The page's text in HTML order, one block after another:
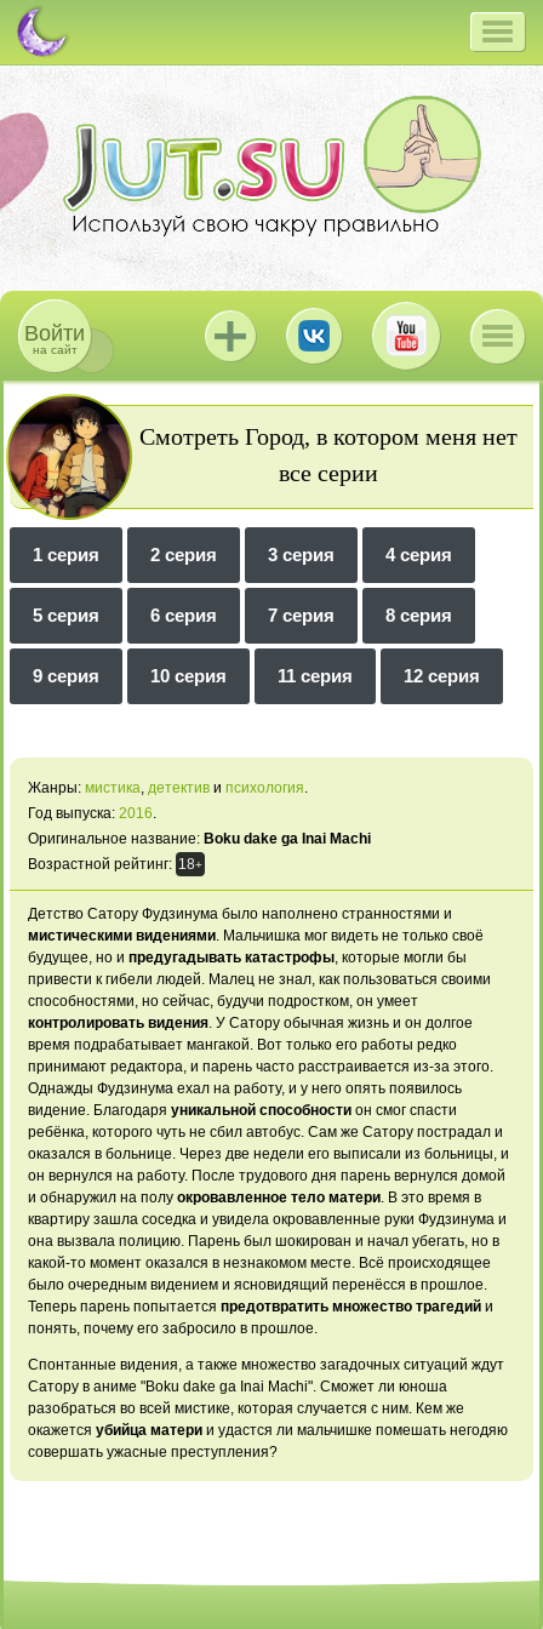
Войти
на сайт
Смотреть Город, в котором меня нет
все серии
1 серия 2 серия 3 серия 4 серия
5 серия 6 серия 7 серия 8 серия
9 серия 10 серия 11 серия 12 серия
Жанры: мистика, детектив и психология.
Год выпуска: 2016.
Оригинальное название: Boku dake ga Inai Machi
Возрастной рейтинг: 18+
Детство Сатору Фудзинума было наполнено странностями и
мистическими видениями. Мальчишка мог видеть не только своё
будущее, но и предугадывать катастрофы, которые могли бы
привести к гибели людей. Малец не знал, как пользоваться своими
способностями, но сейчас, будучи подростком, он умеет
контролировать видения. У Сатору обычная жизнь и он долгое
время подрабатывает мангакой. Вот только его работы редко
принимают редактора, и парень часто расстраивается из-за этого.
Однажды Фудзинума ехал на работу, и у него опять появилось
видение. Благодаря уникальной способности он смог спасти
ребёнка, которого чуть не сбил автобус. Сам же Сатору пострадал и
оказался в больнице. Через две недели его выписали из больницы, и
он вернулся на работу. После трудового дня парень вернулся домой
и обнаружил на полу окровавленное тело матери. В это время в
квартиру зашла соседка и увидела окровавленные руки Фудзинума и
она вызвала полицию. Парень был шокирован и начал убегать, но в
какой-то момент оказался в незнакомом месте. Всё происходящее
было очередным видением и ясновидящий перенёсся в прошлое.
Теперь парень попытается предотвратить множество трагедий и
понять, почему его забросило в прошлое.
Спонтанные видения, а также множество загадочных ситуаций ждут
Сатору в аниме "Boku dake ga Inai Machi". Сможет ли юноша
разобраться во всей мистике, которая случается с ним. Кем же
окажется убийца матери и удастся ли мальчишке помешать негодяю
совершать ужасные преступления?